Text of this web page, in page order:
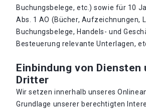
Buchungsbelege, etc.) sowie für 10
Abs. 1 AO (Bücher, Aufzeichnungen,
Buchungsbelege, Handels- und
Besteuerung relevante Unterlagen,
Einbindung von Diensten
Dritter
Wir setzen innerhalb unseres
Grundlage unserer berechtigten